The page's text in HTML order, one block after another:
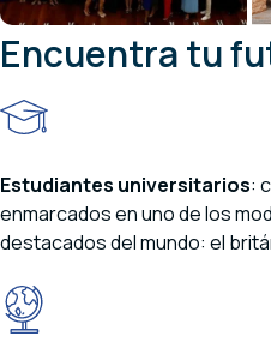
Encuentra tu
Estudiantes universitarios:
enmarcados en uno de los
destacados del mundo: el